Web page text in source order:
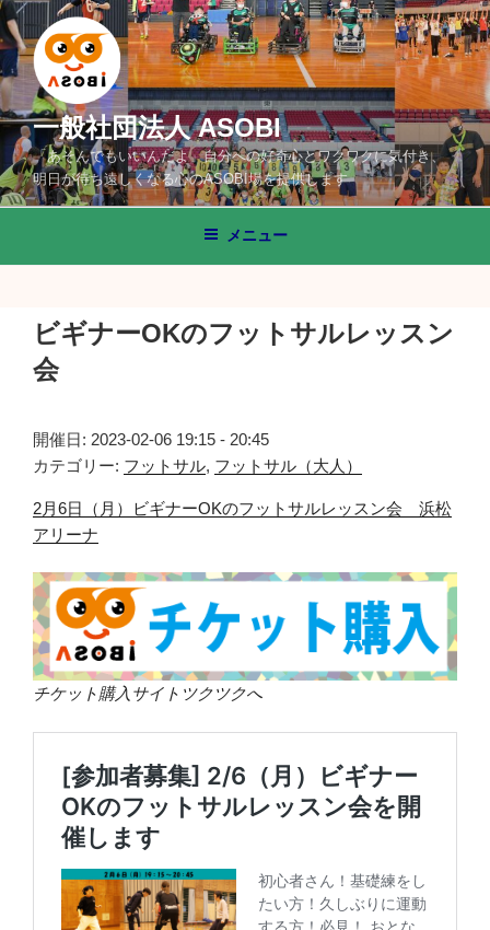
コ
ン
ン
ツ
へ
ス
キ
一般社団法人 ASOBI
「あそんでもいいんだよ」自分への好奇心とワクワクに気付き、
明日が待ち遠しくなる心のASOBI場を提供します
メニュー
ビギナーOKのフットサルレッスン
会
開催日: 2023-02-06 19:15 - 20:45
カテゴリー: フットサル, フットサル（大人）
2月6日（月）ビギナーOKのフットサルレッスン会 浜松
アリーナ
チケット購入サイトツクツクへ